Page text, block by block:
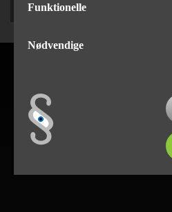
Funktionelle
Nødvendige